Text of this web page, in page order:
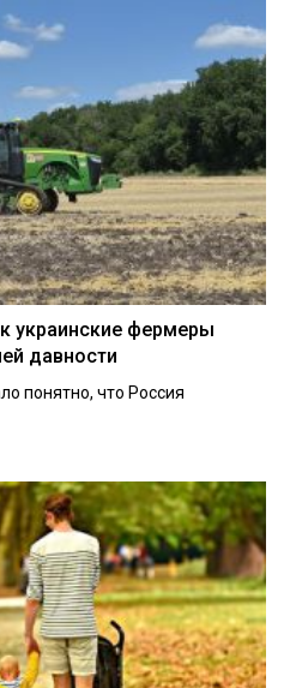
украинские фермеры
давности
понятно, что Россия